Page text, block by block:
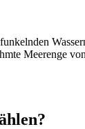
Meerenge